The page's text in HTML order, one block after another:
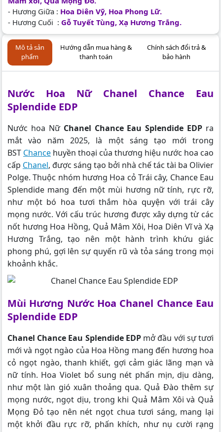
Mô tả sản
phẩm
Hướng dẫn mua hàng &
thanh toán
Chính sách đổi trả &
bảo hành
Nước Hoa Nữ Chanel Chance Eau
Splendide EDP
Nước hoa Nữ Chanel Chance Eau Splendide EDP ra
mắt vào năm 2025, là một sáng tạo mới trong
BST Chance huyền thoại của thương hiệu nước hoa cao
cấp Chanel, được sáng tạo bởi nhà chế tác tài ba Olivier
Polge. Thuộc nhóm hương Hoa cỏ Trái cây, Chance Eau
Splendide mang đến một mùi hương nữ tính, rực rỡ,
như một bó hoa tươi thắm hòa quyện với trái cây
mọng nước. Với cấu trúc hương được xây dựng từ các
nốt hương Hoa Hồng, Quả Mâm Xôi, Hoa Diên Vĩ và Xạ
Hương Trắng, tạo nên một hành trình khứu giác
phong phú, gợi lên sự quyến rũ và tỏa sáng trong mọi
khoảnh khắc.
Mùi Hương Nước Hoa Chanel Chance Eau
Splendide EDP
Chanel Chance Eau Splendide EDPmở đầu với sự tươi
mới và ngọt ngào của Hoa Hồng mang đến hương hoa
cỏ ngọt ngào, thanh khiết, gợi cảm giác lãng mạn và
nữ tính. Hoa Violet bổ sung nét phấn mịn, dịu dàng,
như một làn gió xuân thoảng qua. Quả Đào thêm sự
mọng nước, ngọt dịu, trong khi Quả Mâm Xôi và Quả
Mọng Đỏ tạo nên nét ngọt chua tươi sáng, mang lại
một khởi đầu rực rỡ, phấn khích, như nụ cười rạng
- Hương Giữa : Hoa Diên Vỹ, Hoa Phong Lữ.
- Hương Cuối : Gỗ Tuyết Tùng, Xạ Hương Trắng.